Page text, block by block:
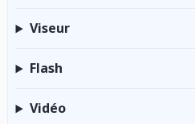
Viseur
Flash
Vidéo